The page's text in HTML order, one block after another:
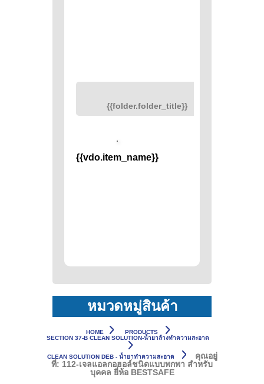
{{folder.folder_title}}
{{vdo.item_name}}
หมวดหมู่สินค้า
HOME
PRODUCTS
SECTION 37-B CLEAN SOLUTION-น้ำยาล้างทำความสะอาด
CLEAN SOLUTION DEB - น้ำยาทำความสะอาด
คุณอยู่
ที่: 112-เจลแอลกอฮอล์ชนิดแบบพกพา สำหรับ
บุคคล ยี่ห้อ BESTSAFE